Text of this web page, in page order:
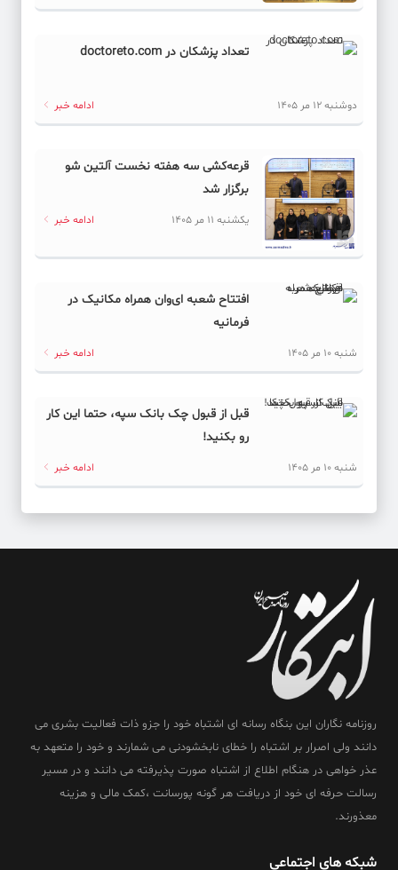
تعداد پزشکان در doctoreto.com
دوشنبه 12 مر 1405 ادامه خبر
قرعه‌کشی سه هفته نخست آلتین شو
برگزار شد
یکشنبه 11 مر 1405 ادامه خبر
افتتاح شعبه ای‌وان همراه مکانیک در
فرمانیه
شنبه 10 مر 1405 ادامه خبر
قبل از قبول چک بانک سپه، حتما این کار
رو بکنید!
شنبه 10 مر 1405 ادامه خبر
روزنامه نگاران این بنگاه رسانه ای اشتباه خود را جزو ذات فعالیت بشری می
دانند ولی اصرار بر اشتباه را خطای نابخشودنی می شمارند و خود را متعهد به
عذر خواهی در هنگام اطلاع از اشتباه صورت پذیرفته می دانند و در مسیر
رسالت حرفه ای خود از دریافت هر گونه پورسانت ،کمک مالی و هزینه
معذورند.
شبکه های اجتماعی